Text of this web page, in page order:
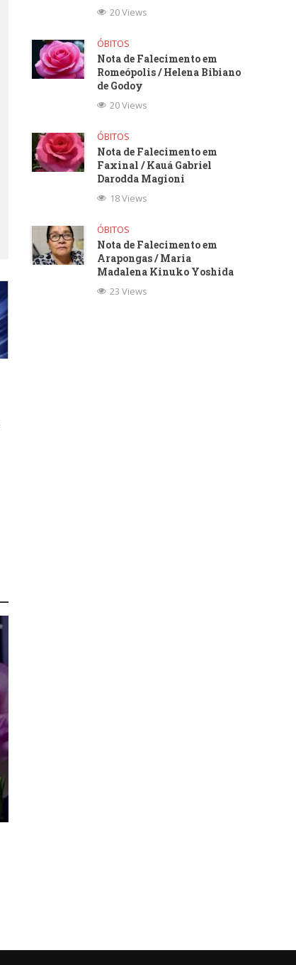
20 Views
ÓBITOS
Nota de Falecimento em
Romeópolis / Helena Bibiano
de Godoy
20 Views
ÓBITOS
Nota de Falecimento em
Faxinal / Kauá Gabriel
Darodda Magioni
18 Views
ÓBITOS
Nota de Falecimento em
Arapongas / Maria
Madalena Kinuko Yoshida
23 Views